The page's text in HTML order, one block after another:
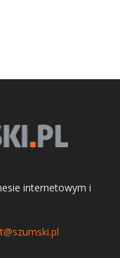
internetowym i